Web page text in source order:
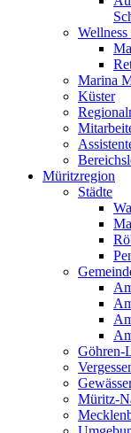
Marina
Küster
Müritzregion
Städte
Göhren-
Müritz-